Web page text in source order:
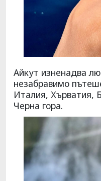
Айкут изненадва
незабравимо
Италия, Хърватия,
Черна гора.